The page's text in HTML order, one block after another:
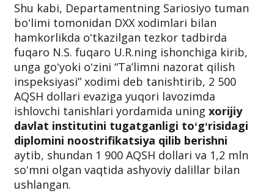
Shu kabi, Departamentning Sariosiyo tuman
boʻlimi tomonidan DXX xodimlari bilan
hamkorlikda oʻtkazilgan tezkor tadbirda
fuqaro N.S. fuqaro U.R.ning ishonchiga kirib,
unga goʻyoki oʻzini “Taʼlimni nazorat qilish
inspeksiyasi” xodimi deb tanishtirib, 2 500
AQSH dollari evaziga yuqori lavozimda
ishlovchi tanishlari yordamida uning xorijiy
davlat institutini tugatganligi toʻgʻrisidagi
diplomini noostrifikatsiya qilib berishni
aytib, shundan 1 900 AQSH dollari va 1,2 mln
soʻmni olgan vaqtida ashyoviy dalillar bilan
ushlangan.